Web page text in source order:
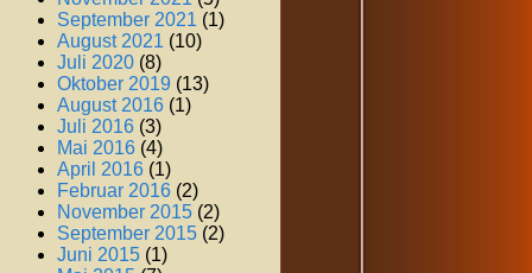
September 2021 (1)
August 2021 (10)
Juli 2020 (8)
Oktober 2019 (13)
August 2016 (1)
Juli 2016 (3)
Mai 2016 (4)
April 2016 (1)
Februar 2016 (2)
November 2015 (2)
September 2015 (2)
Juni 2015 (1)